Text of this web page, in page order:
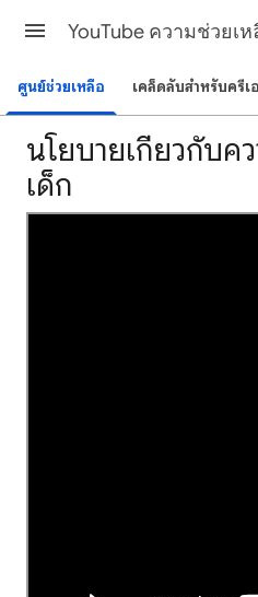
YouTube ความช่วยเห
ศูนย์ช่วยเหลือ เคล็ดลับสำหรับครีเ
นโยบายเกี่ยวกับค
เด็ก